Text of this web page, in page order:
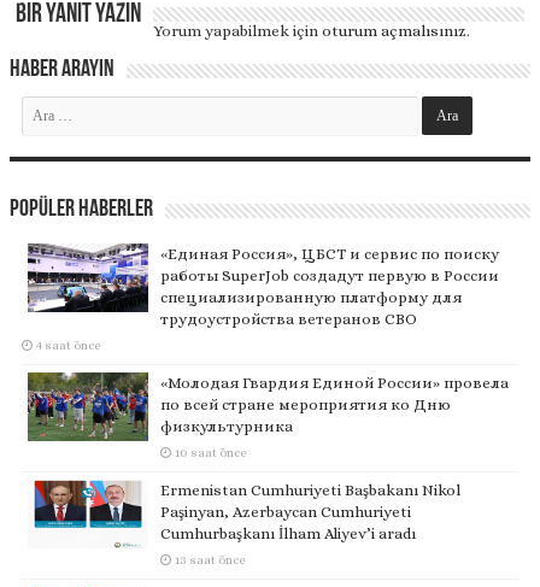
Bir yanıt yazın
Yorum yapabilmek içinoturum açmalısınız.
Haber Arayın
Popüler Haberler
«Единая Россия», ЦБСТ и сервис по поиску
работы SuperJob создадут первую в России
специализированную платформу для
трудоустройства ветеранов СВО
4 saat önce
«Молодая Гвардия Единой России» провела
по всей стране мероприятия ко Дню
физкультурника
10 saat önce
Ermenistan Cumhuriyeti Başbakanı Nikol
Paşinyan, Azerbaycan Cumhuriyeti
Cumhurbaşkanı İlham Aliyev’i aradı
13 saat önce